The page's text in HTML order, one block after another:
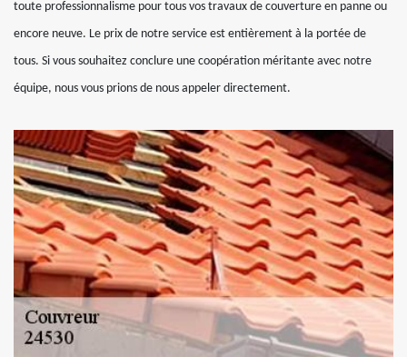
toute professionnalisme pour tous vos travaux de couverture en panne ou
encore neuve. Le prix de notre service est entièrement à la portée de
tous. Si vous souhaitez conclure une coopération méritante avec notre
équipe, nous vous prions de nous appeler directement.